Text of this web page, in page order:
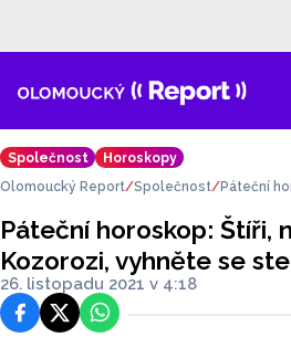
Společnost
Horoskopy
Olomoucký Report Společnost
Páteční
Páteční horoskop: Štíři,
Kozorozi, vyhněte se
26. listopadu 2021 v 4:18
FacebookPlatforma X
WhatsApp